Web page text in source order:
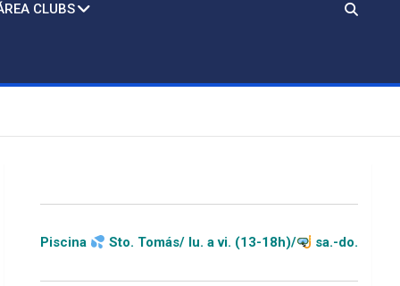
CLUBS
Sto. Tomás/ lu. a vi. (13-18h)/ sa.-do.-festivos (11-